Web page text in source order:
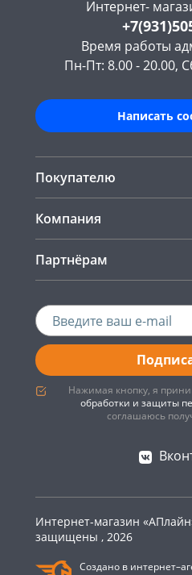
Интернет-
Время работы
Пн-Пт: 8.00 - 20.00,
Написать
Покупателю
Компания
Партнёрам
Нажимая кнопку, я
обработки и защиты
соглашаюсь
Интернет-магазин
защищены , 2026
Создано в